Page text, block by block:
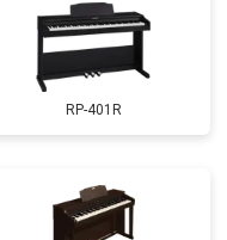
RP-401R